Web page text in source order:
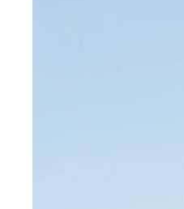
BMW R1300GS
車速が時速25キロ
ワインディングや
先進的な電子制御
BMWモトラッド
BMW伝統のボクサ